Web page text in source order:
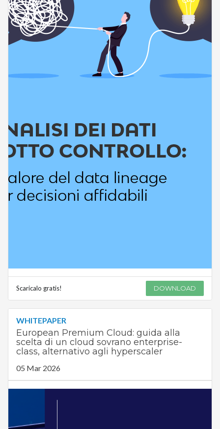
Scaricalo gratis! DOWNLOAD
WHITEPAPER
European Premium Cloud: guida alla
scelta di un cloud sovrano enterprise-
class, alternativo agli hyperscaler
05 Mar 2026